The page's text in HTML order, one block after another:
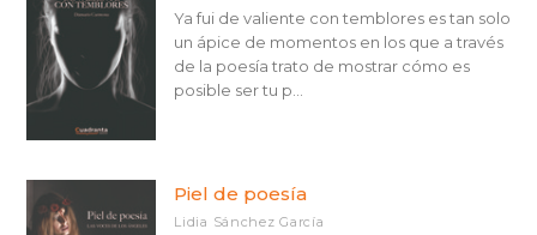
Ya fui de valiente con temblores es tan solo
un ápice de momentos en los que a través
de la poesía trato de mostrar cómo es
posible ser tu p...
Piel de poesía
Lidia Sánchez García